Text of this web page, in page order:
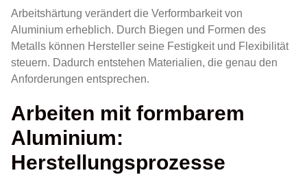
Arbeitshärtung verändert die Verformbarkeit von
Aluminium erheblich. Durch Biegen und Formen des
Metalls können Hersteller seine Festigkeit und Flexibilität
steuern. Dadurch entstehen Materialien, die genau den
Anforderungen entsprechen.
Arbeiten mit formbarem
Aluminium:
Herstellungsprozesse